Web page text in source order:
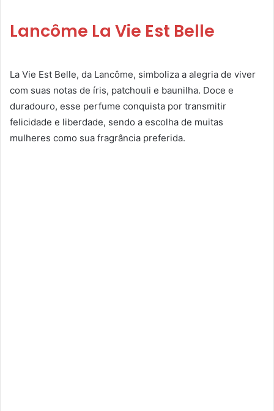
Lancôme La Vie Est Belle
La Vie Est Belle, da Lancôme, simboliza a alegria de viver
com suas notas de íris, patchouli e baunilha. Doce e
duradouro, esse perfume conquista por transmitir
felicidade e liberdade, sendo a escolha de muitas
mulheres como sua fragrância preferida.